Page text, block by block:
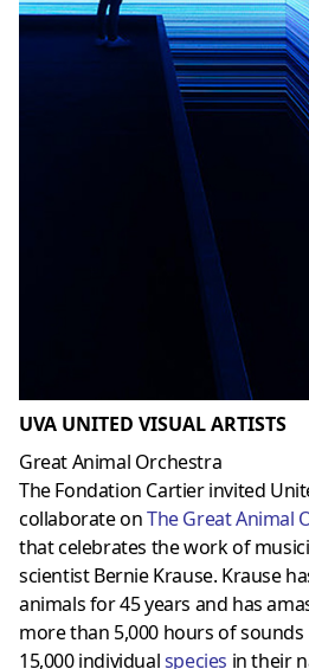
UVA UNITED VISUAL ARTISTS
Great Animal Orchestra
The Fondation Cartier invited
collaborate onThe Great Animal
that celebrates the work of
scientist Bernie Krause. Krause
animals for 45 years and has
more than 5,000 hours of sounds
15,000 individualspecies in their